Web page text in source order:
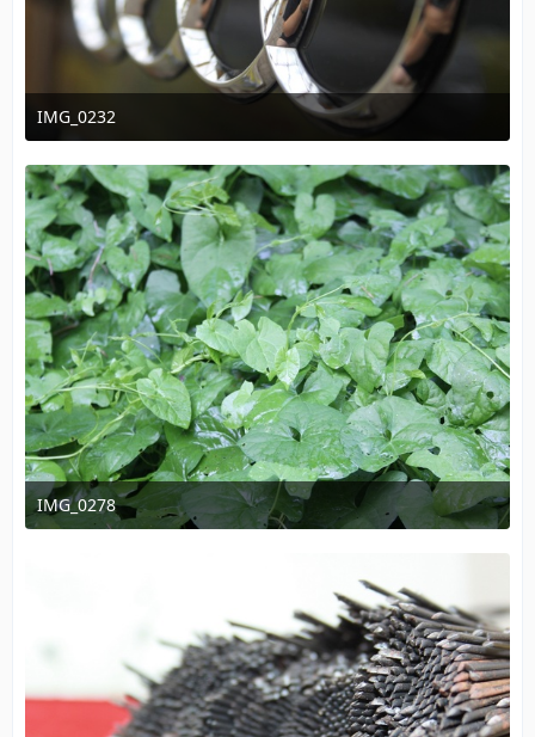
IMG_0232
15. August 2011 um 21:58
IMG_0278
15. August 2011 um 21:58